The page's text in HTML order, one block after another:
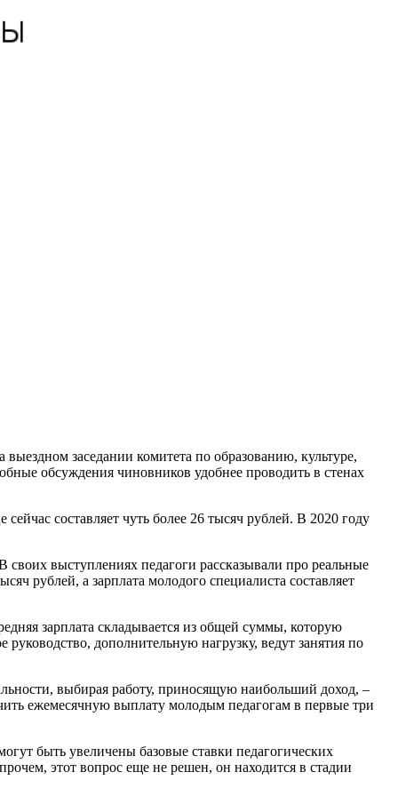
заседании комитета по образованию, культуре,
обсуждения чиновников удобнее проводить в стенах
составляет чуть более 26 тысяч рублей. В 2020 году
выступлениях педагоги рассказывали про реальные
рублей, а зарплата молодого специалиста составляет
зарплата складывается из общей суммы, которую
дополнительную нагрузку, ведут занятия по
выбирая работу, приносящую наибольший доход, –
ежемесячную выплату молодым педагогам в первые три
быть увеличены базовые ставки педагогических
этот вопрос еще не решен, он находится в стадии